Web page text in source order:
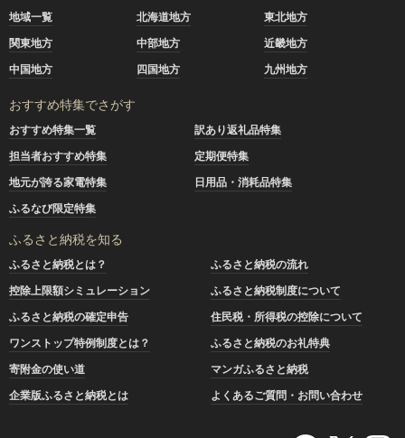
地域一覧 北海道地方
東北地方
関東地方
中部地方
近畿地方
中国地方
四国地方 九州地方
おすすめ特集でさがす
おすすめ特集一覧
訳あり返礼品特集
担当者おすすめ特集
定期便特集
地元が誇る家電特集
日用品・消耗品特集
ふるなび限定特集
ふるさと納税を知る
ふるさと納税とは？
ふるさと納税の流れ
控除上限額シミュレーション
ふるさと納税制度について
ふるさと納税の確定申告
住民税・所得税の控除について
ワンストップ特例制度とは？
ふるさと納税のお礼特典
寄附金の使い道
マンガふるさと納税
企業版ふるさと納税とは
よくあるご質問・お問い合わせ